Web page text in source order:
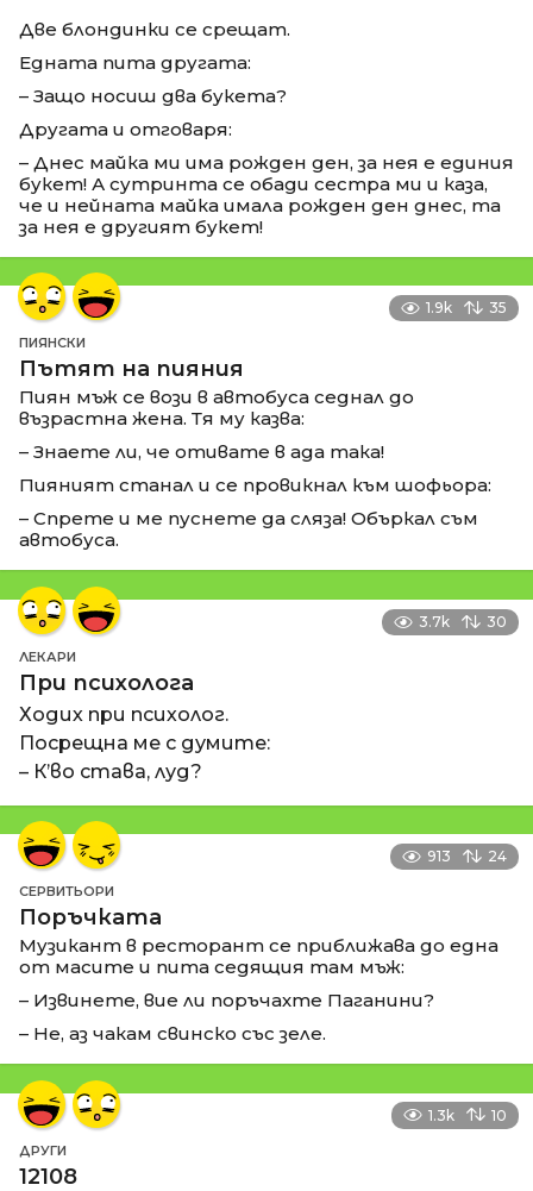
Две блондинки се срещат.
Едната пита другата:
– Защо носиш два букета?
Другата и отговаря:
– Днес майка ми има рожден ден, за нея е единия
букет! А сутринта се обади сестра ми и каза,
че и нейната майка имала рожден ден днес, та
за нея е другият букет!
1.9k 35
ПИЯНСКИ
Пътят на пияния
Пиян мъж се вози в автобуса седнал до
възрастна жена. Тя му казва:
– Знаете ли, че отивате в ада така!
Пияният станал и се провикнал към шофьора:
– Спрете и ме пуснете да сляза! Объркал съм
автобуса.
3.7k 30
ЛЕКАРИ
При психолога
Ходих при психолог.
Посрещна ме с думите:
– К’во става, луд?
913 24
СЕРВИТЬОРИ
Поръчката
Музикант в ресторант се приближава до една
от масите и пита седящия там мъж:
– Извинете, вие ли поръчахте Паганини?
– Не, аз чакам свинско със зеле.
1.3k 10
ДРУГИ
12108